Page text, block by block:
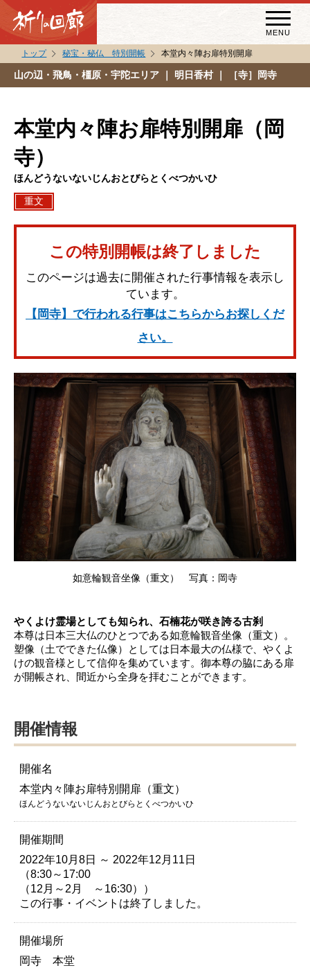
MENU
秘宝・秘仏特別開帳
祈りの回廊コラム
トップ 秘宝・秘仏 特別開帳 本堂内々陣お扉特別開扉
山の辺・飛鳥・橿原・宇陀エリア ｜ 明日香村 ｜ ［寺］岡寺
本堂内々陣お扉特別開扉（岡
寺）
ほんどうないないじんおとびらとくべつかいひ
重文
この特別開帳は終了しました
このページは過去に開催された行事情報を表示し
ています。
【岡寺】で行われる行事はこちらからお探しくだ
さい。
如意輪観音坐像（重文） 写真：岡寺
やくよけ霊場としても知られ、石楠花が咲き誇る古刹
本尊は日本三大仏のひとつである如意輪観音坐像（重文）。
塑像（土でできた仏像）としては日本最大の仏様で、やくよ
けの観音様として信仰を集めています。御本尊の脇にある扉
が開帳され、間近から全身を拝むことができます。
開催情報
開催名
本堂内々陣お扉特別開扉（重文）
ほんどうないないじんおとびらとくべつかいひ
開催期間
2022年10月8日 ～ 2022年12月11日
（8:30～17:00
（12月～2月 ～16:30））
この行事・イベントは終了しました。
開催場所
岡寺 本堂